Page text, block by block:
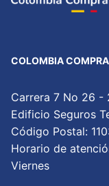
COLOMBIA
Carrera 7 No 26 -
Edificio Seguros
Código Postal:
Horario de
Viernes